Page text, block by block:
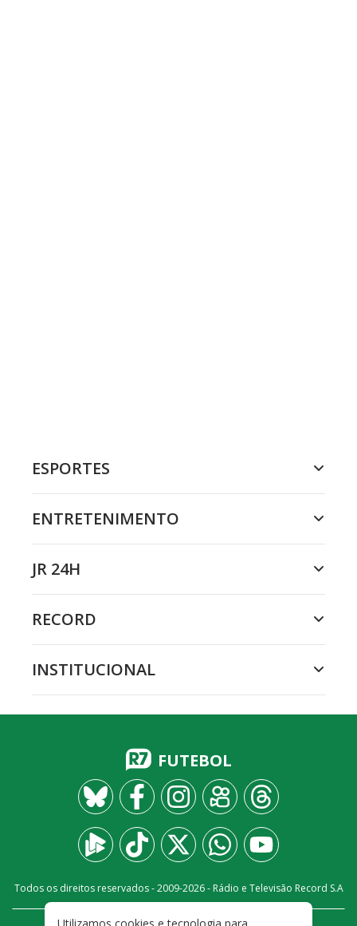
ESPORTES
ENTRETENIMENTO
JR 24H
RECORD
INSTITUCIONAL
FUTEBOL
Todos os direitos reservados - 2009-2026- Rádio e Televisão Record S.A